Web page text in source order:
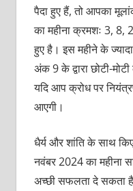
पैदा हुए हैं, तो आपका
का महीना क्रमशः 3, 8,
हुए है। इस महीने के
अंक 9 के द्वारा छोटी-
यदि आप क्रोध पर
आएगी।
धैर्य और शांति के साथ
नवंबर 2024 का महीना
अच्छी सफलता दे सकता